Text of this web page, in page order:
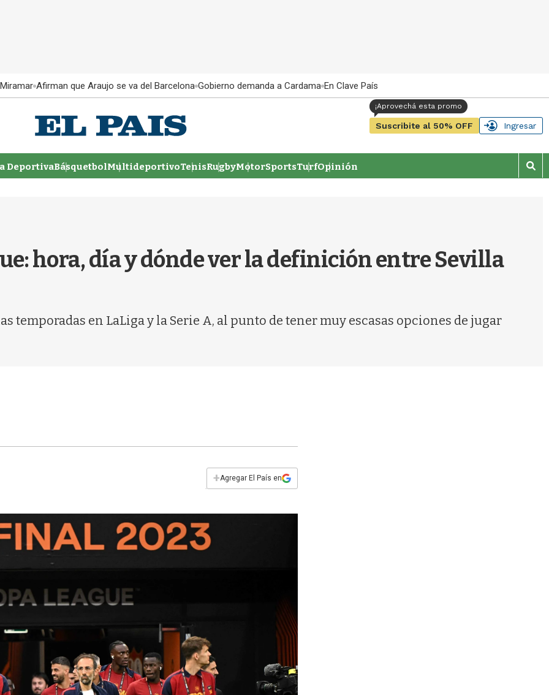
Afirman que Araujo se va del Barcelona Gobierno demanda a Cardama En Clave País
Suscribite al 50% OFF Ingresar
DeportivaBásquetbolMultideportivoTenisRugbyMotorSportsTurfOpinión
M
o
hora, día y dónde ver la definición entre Sevilla
temporadas en LaLiga y la Serie A, al punto de tener muy escasas opciones de jugar
+Agregar El País en